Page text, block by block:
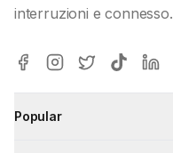
interruzioni e connesso.
Popular